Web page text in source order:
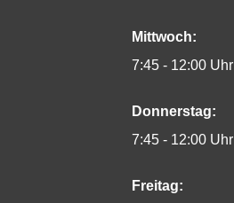
Mittwoch:
7:45 - 12:00 Uhr
Donnerstag:
7:45 - 12:00 Uhr
Freitag: